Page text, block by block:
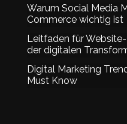
Warum Social Media
Commerce wichtig ist
Leitfaden für
der digitalen
Digital Marketing
Must Know